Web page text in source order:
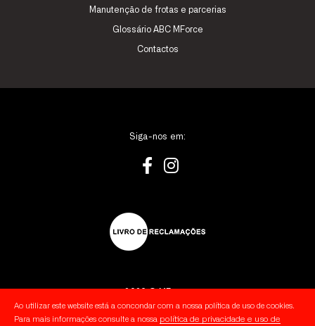
Ao utilizar este website está a concondar com a nossa política de uso de cookies.
Para mais informações consulte a nossa política de privacidade e uso de
Manutenção de frotas e parcerias
Glossário ABC MForce
Contactos
Siga-nos em: